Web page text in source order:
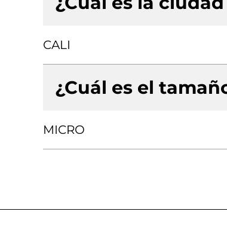
CALI
¿Cuál es el
MICRO